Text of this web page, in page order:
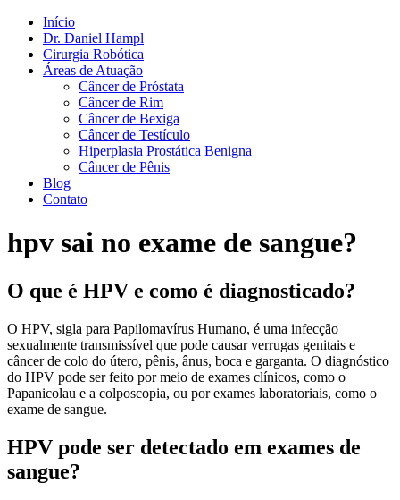
Início
Dr. Daniel Hampl
Cirurgia Robótica
Áreas de Atuação
Câncer de Próstata
Câncer de Rim
Câncer de Bexiga
Câncer de Testículo
Hiperplasia Prostática Benigna
Câncer de Pênis
Blog
Contato
hpv sai no exame de sangue?
O que é HPV e como é diagnosticado?
O HPV, sigla para Papilomavírus Humano, é uma infecção
sexualmente transmissível que pode causar verrugas genitais e
câncer de colo do útero, pênis, ânus, boca e garganta. O diagnóstico
do HPV pode ser feito por meio de exames clínicos, como o
Papanicolau e a colposcopia, ou por exames laboratoriais, como o
exame de sangue.
HPV pode ser detectado em exames de
sangue?